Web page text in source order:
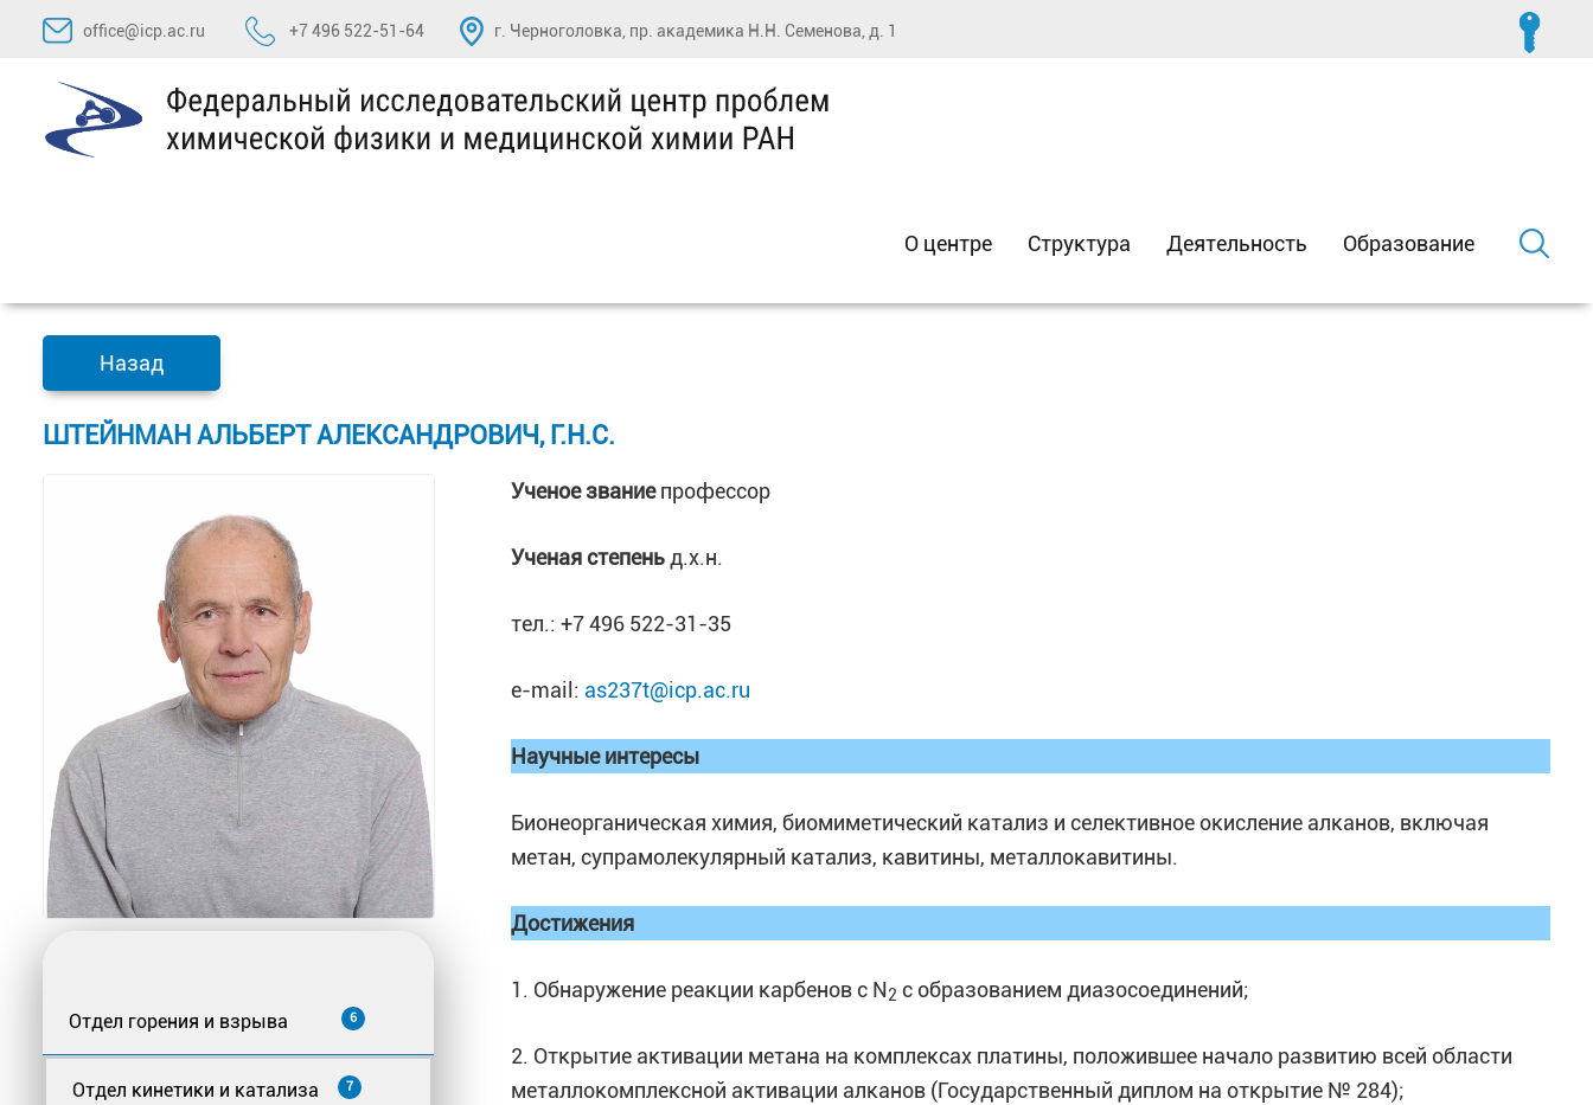
Перейти
содержимому
office@icp.ac.ru +7 496 522-51-64 г. Черноголовка, пр. академика Н.Н. Семенова, д. 1
О центре Структура Деятельность Образование
Назад
ШТЕЙНМАН АЛЬБЕРТ АЛЕКСАНДРОВИЧ, Г.Н.С.
Отдел горения и взрыва 6
Отдел кинетики и катализа 7
Ученое званиепрофессор
Ученая степеньд.х.н.
тел.: +7 496 522-31-35
e-mail: as237t@icp.ac.ru
Научные интересы
Бионеорганическая химия, биомиметический катализ и селективное окисление алканов, включая
метан, супрамолекулярный катализ, кавитины, металлокавитины.
Достижения
1. Обнаружение реакции карбенов с N2 с образованием диазосоединений;
2. Открытие активации метана на комплексах платины, положившее начало развитию всей области
металлокомплексной активации алканов (Государственный диплом на открытие № 284);